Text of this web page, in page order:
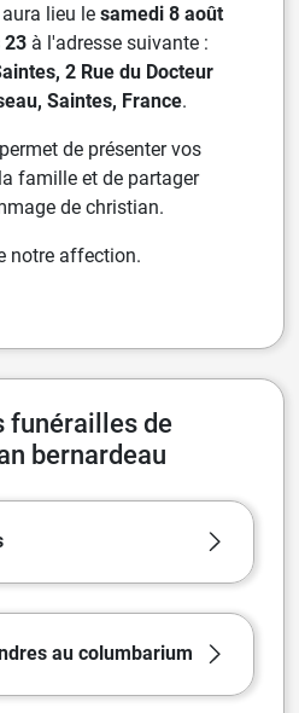
lieu le samedi 8 août
23 à l'adresse suivante :
2 Rue du Docteur
Saintes, France.
de présenter vos
famille et de partager
de christian.
notre affection.
funérailles de
bernardeau
au columbarium